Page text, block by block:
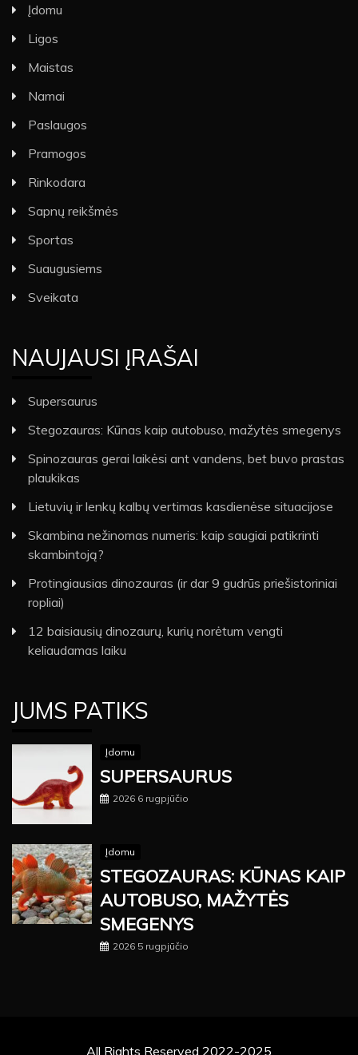
Įdomu
Ligos
Maistas
Namai
Paslaugos
Pramogos
Rinkodara
Sapnų reikšmės
Sportas
Suaugusiems
Sveikata
NAUJAUSI ĮRAŠAI
Supersaurus
Stegozauras: Kūnas kaip autobuso, mažytės smegenys
Spinozauras gerai laikėsi ant vandens, bet buvo prastas
plaukikas
Lietuvių ir lenkų kalbų vertimas kasdienėse situacijose
Skambina nežinomas numeris: kaip saugiai patikrinti
skambintoją?
Protingiausias dinozauras (ir dar 9 gudrūs priešistoriniai
ropliai)
12 baisiausių dinozaurų, kurių norėtum vengti
keliaudamas laiku
JUMS PATIKS
Įdomu
SUPERSAURUS
2026 6 rugpjūčio
Įdomu
STEGOZAURAS: KŪNAS KAIP
AUTOBUSO, MAŽYTĖS
SMEGENYS
2026 5 rugpjūčio
All Rights Reserved 2022-2025